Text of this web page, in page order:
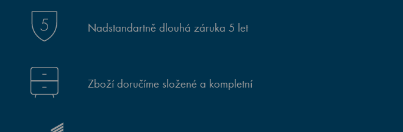
Nadstandartně dlouhá záruka 5 let
Zboží doručíme složené a kompletní